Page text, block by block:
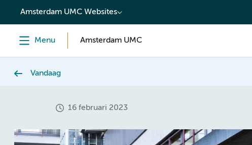
content
Amsterdam UMC Websites
Menu Amsterdam UMC
Vandaag
16 februari 2023